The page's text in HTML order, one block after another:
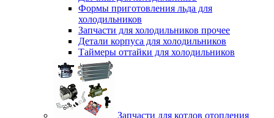
Формы приготовления льда для
холодильников
Запчасти для холодильников прочее
Детали корпуса для холодильников
Таймеры оттайки для холодильников
Запчасти для котлов отопления